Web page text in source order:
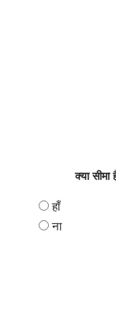
क्या सीमा
हाँ
ना